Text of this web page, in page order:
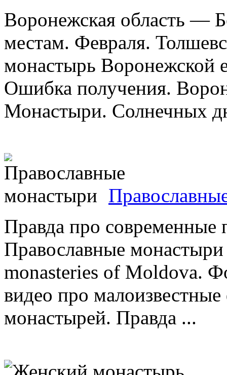
Воронежская область —
местам. Февраля.
монастырь Воронежской
Ошибка получения.
Монастыри. Солнечных
Правда про современные
Православные
monasteries of Moldova.
видео про
монастырей. Правда ...